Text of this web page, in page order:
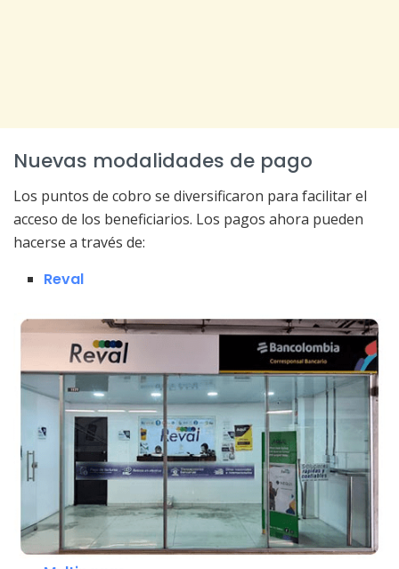
Nuevas modalidades de pago
Los puntos de cobro se diversificaron para facilitar el
acceso de los beneficiarios. Los pagos ahora pueden
hacerse a través de:
Reval